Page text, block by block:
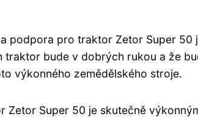
podpora pro traktor Zetor Super 50
traktor bude v dobrých rukou a že
výkonného zemědělského stroje.
Zetor Super 50 je skutečně